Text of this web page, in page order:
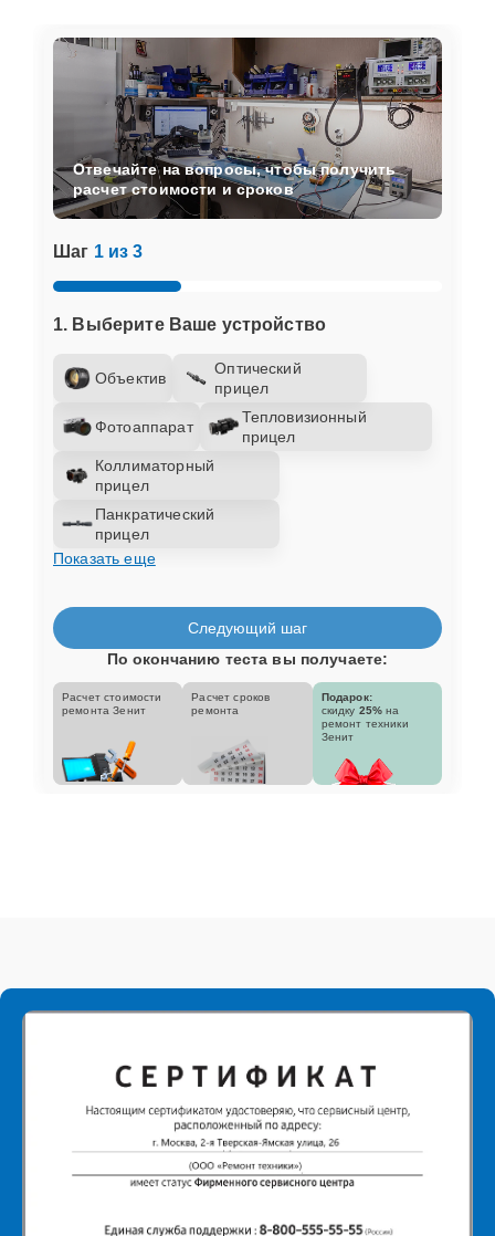
Шаг 1 из 3
1. Выберите Ваше устройство
Объектив
Оптический
прицел
Фотоаппарат
Тепловизионный
прицел
Коллиматорный
прицел
Панкратический
прицел
Показать еще
Отвечайте на вопросы, чтобы получить
расчет стоимости и сроков
Следующий шаг
По окончанию теста вы получаете:
Расчет стоимости
ремонта Зенит
Расчет сроков
ремонта
Подарок:
скидку 25% на
ремонт техники
Зенит